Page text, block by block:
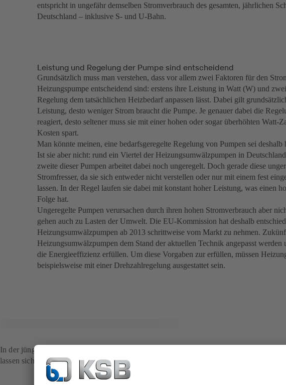
entspricht in ungefähr demselben Stromverbrauch des gesamten, jährlichen
Deutschland – inklusive S- und U-Bahn.
Leistung und Regelung der Pumpe sind entscheidend
Grundsätzlich muss man verstehen, dass vor allem zwei Faktoren für den
Heizungspumpe entscheidend sind: erstens ihre Leistung in Watt (W) und
Regelung dem tatsächlichen Heizbedarf anpassen lässt. Dabei gilt
Leistung, desto weniger Strom braucht die Pumpe. Je genauer dabei die
reagiert, desto seltener muss sie mit einer hohen oder sogar überhöhten Watt-
Kosten spart.
Man könnte meinen, eine bedarfsgeregelte Regelung von Pumpen sei deshalb
Ist sie aber nicht: rund ein Viertel der Heizungsumwälzpumpen in
zweite dieser Pumpen arbeitet dabei noch ungeregelt. Doch gerade diese
Stromfresser, da sie sich entweder nicht verstellen oder nur mit einem fest
lassen. In der Regel laufen sie dabei mit konstant hoher Leistung, was einen
Folge hat.
Ungeregelte Pumpen verursachen durch ihren hohen Stromverbrauch aber
gehen auch zu Lasten der Umwelt. Die EU-Kommission hat deshalb
Heizungsumwälzpumpen ab 2013 schrittweise vom Markt zu nehmen.
Heizungsumwälzpumpen dem Stand der aktuellen Technik angepasst werden
die Energieeffizienz erfüllen. Um diese Vorgaben zur erfüllen, müssen
beispielsweise mit einer Drehzahlregelung ausgestattet sein.
In der jüngsten Generation der Calio S ist Dynamic Control bereits integriert – damit
lassen sich rund 20 % elektrische Energie einsparen. (© KSB SE & Co. KGaA)